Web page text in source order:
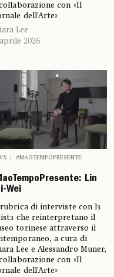
con «Il
dell’Arte»
Lee
2026
#MAOTEMPOPRESENTE
Lin
Wei
rubrica di interviste con lɜ
che reinterpretano il
torinese attraverso il
a cura di
Lee e Alessandro Muner,
con «Il
dell’Arte»